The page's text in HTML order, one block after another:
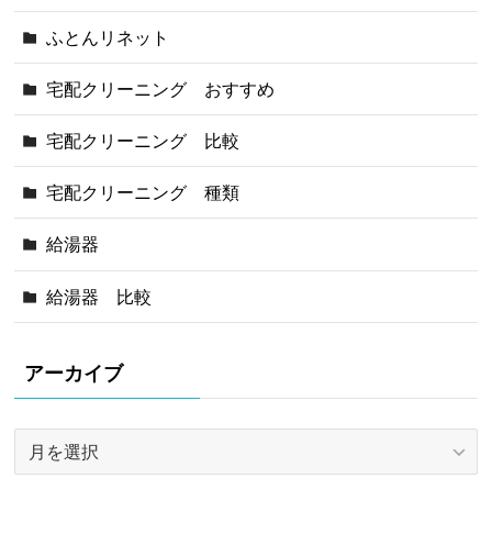
ふとんリネット
宅配クリーニング おすすめ
宅配クリーニング 比較
宅配クリーニング 種類
給湯器
給湯器 比較
アーカイブ